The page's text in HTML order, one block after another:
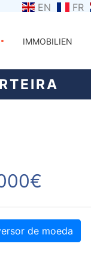
EN FR
IMMOBILIEN
de moeda